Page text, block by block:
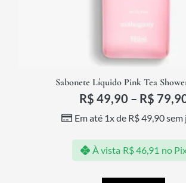
Sabonete Líquido Pink Tea
R$ 49,90 – R$
Em até 1x de R$49,90sem
À vista R$46,91 no